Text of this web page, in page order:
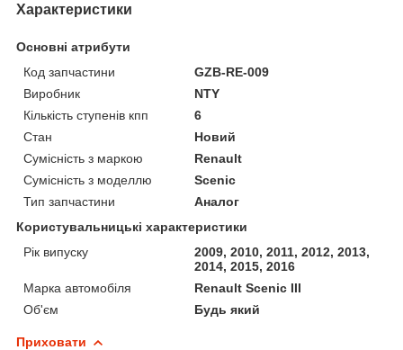
Характеристики
Основні атрибути
Код запчастини
GZB-RE-009
Виробник
NTY
Кількість ступенів кпп
6
Стан
Новий
Сумісність з маркою
Renault
Сумісність з моделлю
Scenic
Тип запчастини
Аналог
Користувальницькі характеристики
Рік випуску
2009, 2010, 2011, 2012, 2013,
2014, 2015, 2016
Марка автомобіля
Renault Scenic III
Об'єм
Будь який
Приховати